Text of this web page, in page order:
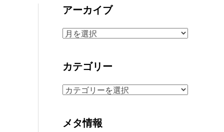
アーカイブ
ア
イ
ブ
カテゴリー
カ
リ
メタ情報